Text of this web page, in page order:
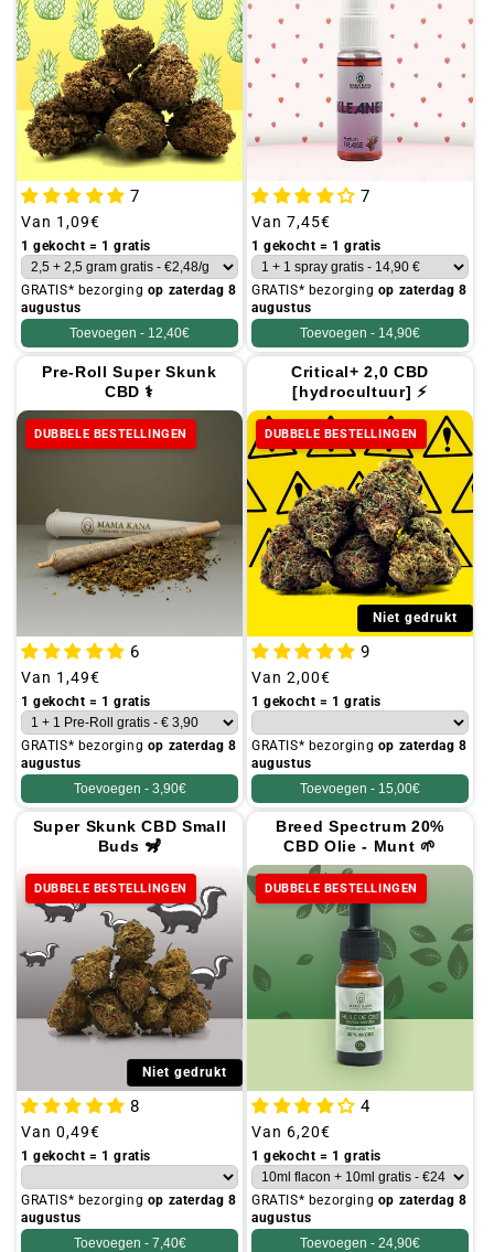
7
Gebruikelijke
prijs
Van 1,09€
1 gekocht = 1 gratis
GRATIS* bezorging op zaterdag 8
augustus
Toevoegen - 12,40€
7
Gebruikelijke
prijs
Van 7,45€
1 gekocht = 1 gratis
GRATIS* bezorging op zaterdag 8
augustus
Toevoegen - 14,90€
Pre-Roll Super Skunk
CBD ⚕
DUBBELE BESTELLINGEN
6
Gebruikelijke
prijs
Van 1,49€
1 gekocht = 1 gratis
GRATIS* bezorging op zaterdag 8
augustus
Toevoegen - 3,90€
Critical+ 2,0 CBD
[hydrocultuur] ⚡
DUBBELE BESTELLINGEN
Niet gedrukt
9
Gebruikelijke
prijs
Van 2,00€
1 gekocht = 1 gratis
GRATIS* bezorging op zaterdag 8
augustus
Toevoegen - 15,00€
Super Skunk CBD Small
Buds 🦨
DUBBELE BESTELLINGEN
Niet gedrukt
8
Gebruikelijke
prijs
Van 0,49€
1 gekocht = 1 gratis
GRATIS* bezorging op zaterdag 8
augustus
Toevoegen - 7,40€
Breed Spectrum 20%
CBD Olie - Munt 🌱
DUBBELE BESTELLINGEN
4
Gebruikelijke
prijs
Van 6,20€
1 gekocht = 1 gratis
GRATIS* bezorging op zaterdag 8
augustus
Toevoegen - 24,90€